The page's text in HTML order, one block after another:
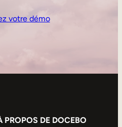
votre démo
PROPOS DE DOCEBO